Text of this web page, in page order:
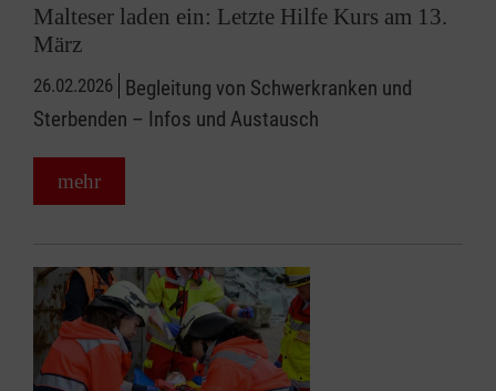
Malteser laden ein: Letzte Hilfe Kurs am 13.
März
26.02.2026 Begleitung von Schwerkranken und
Sterbenden – Infos und Austausch
mehr